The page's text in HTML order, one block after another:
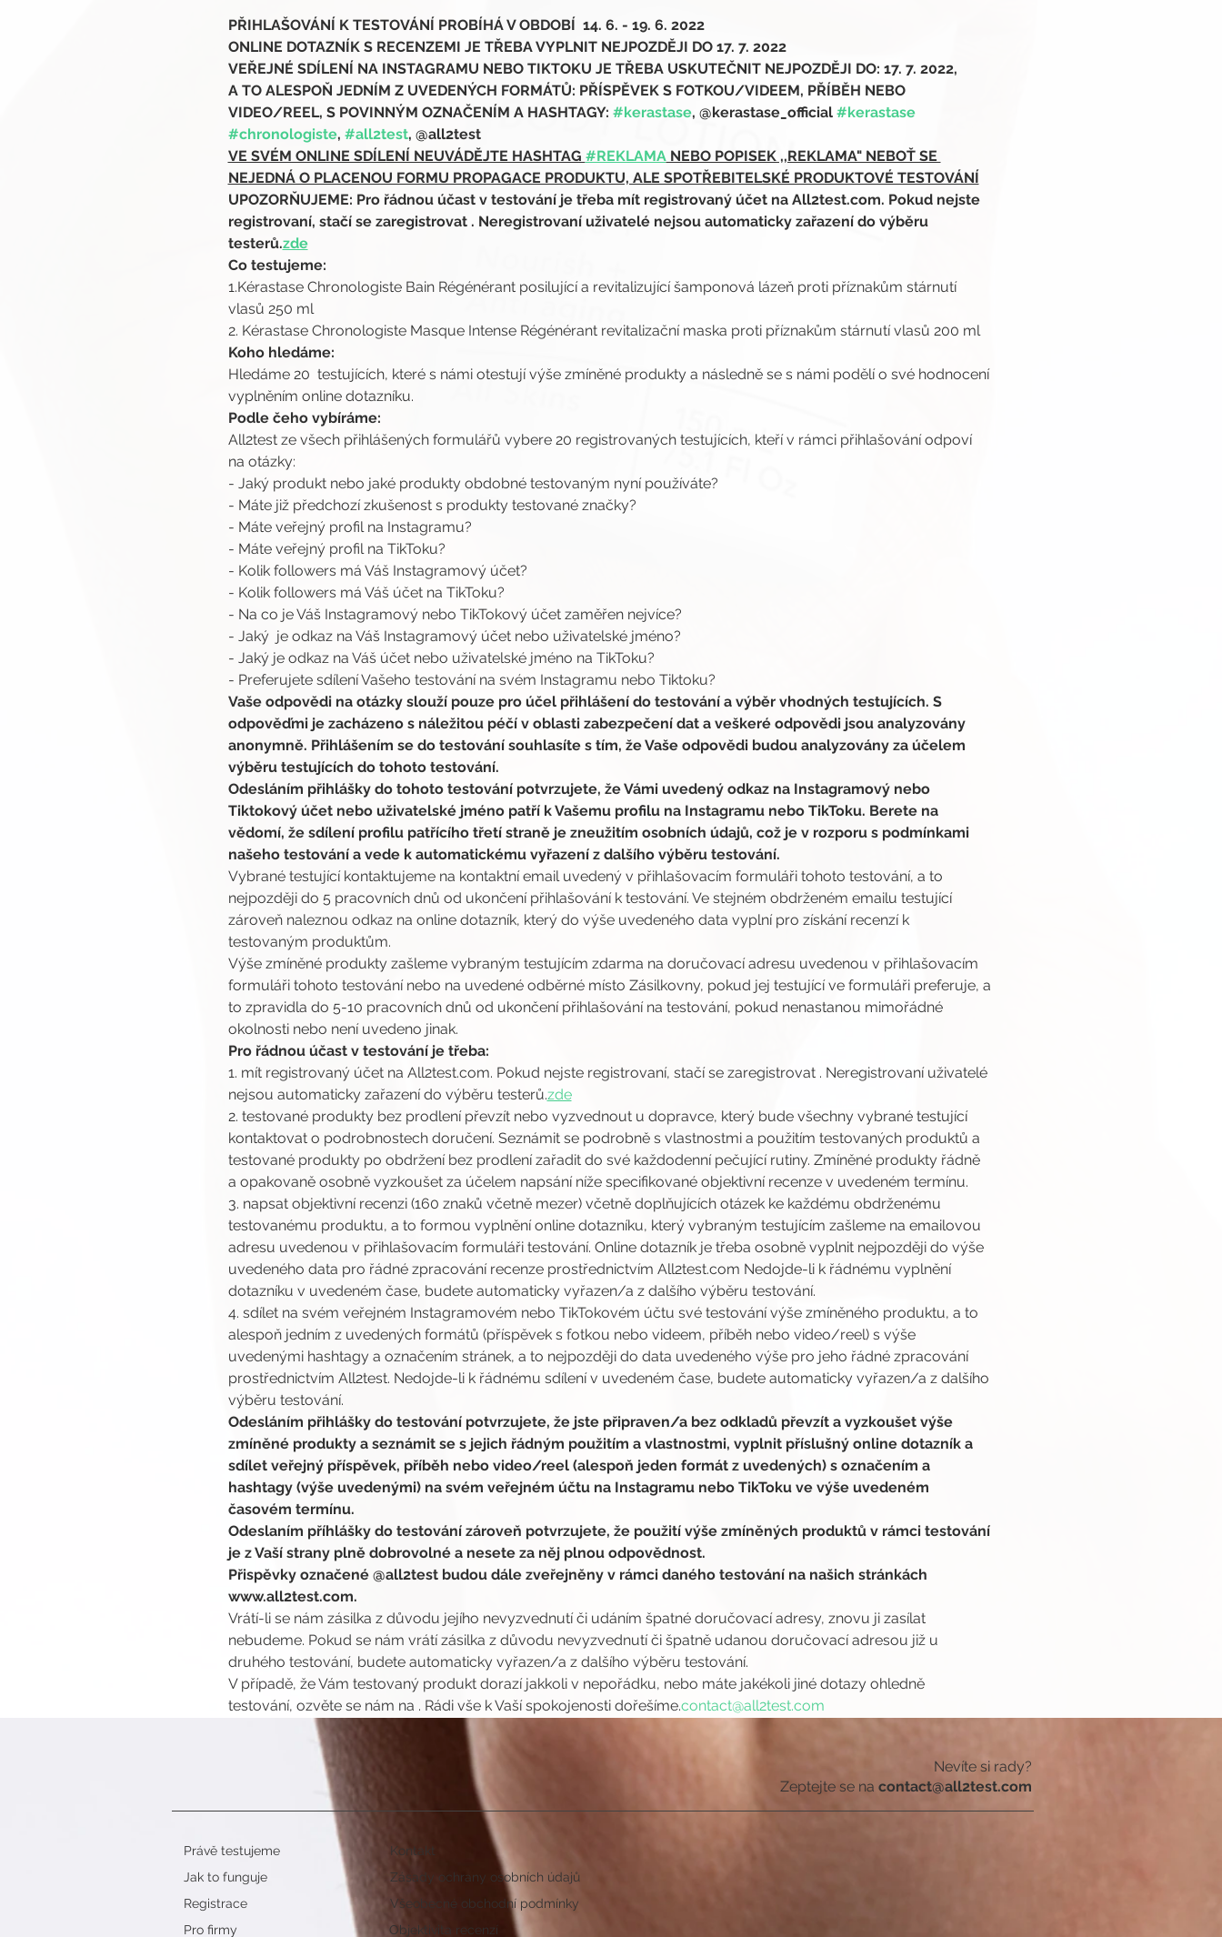
PŘIHLAŠOVÁNÍ K TESTOVÁNÍ PROBÍHÁ V OBDOBÍ  14. 6. - 19. 6. 2022
ONLINE DOTAZNÍK S RECENZEMI JE TŘEBA VYPLNIT NEJPOZDĚJI DO 17. 7. 2022
VEŘEJNÉ SDÍLENÍ NA INSTAGRAMU NEBO TIKTOKU JE TŘEBA USKUTEČNIT NEJPOZDĚJI DO: 17. 7. 2022,
A TO ALESPOŇ JEDNÍM Z UVEDENÝCH FORMÁTŮ: PŘÍSPĚVEK S FOTKOU/VIDEEM, PŘÍBĚH NEBO
VIDEO/REEL, S POVINNÝM OZNAČENÍM A HASHTAGY: #kerastase, @kerastase_official #kerastase
#chronologiste, #all2test, @all2test
VE SVÉM ONLINE SDÍLENÍ NEUVÁDĚJTE HASHTAG #REKLAMA NEBO POPISEK ,,REKLAMA" NEBOŤ SE
NEJEDNÁ O PLACENOU FORMU PROPAGACE PRODUKTU, ALE SPOTŘEBITELSKÉ PRODUKTOVÉ TESTOVÁNÍ
UPOZORŇUJEME: Pro řádnou účast v testování je třeba mít registrovaný účet na All2test.com. Pokud nejste
registrovaní, stačí se zaregistrovat . Neregistrovaní uživatelé nejsou automaticky zařazení do výběru
testerů.zde
Co testujeme:
1.Kérastase Chronologiste Bain Régénérant posilující a revitalizující šamponová lázeň proti příznakům stárnutí
vlasů 250 ml
2. Kérastase Chronologiste Masque Intense Régénérant revitalizační maska proti příznakům stárnutí vlasů 200 ml
Koho hledáme:
Hledáme 20  testujících, které s námi otestují výše zmíněné produkty a následně se s námi podělí o své hodnocení
vyplněním online dotazníku.
Podle čeho vybíráme:
All2test ze všech přihlášených formulářů vybere 20 registrovaných testujících, kteří v rámci přihlašování odpoví
na otázky:
- Jaký produkt nebo jaké produkty obdobné testovaným nyní používáte?
- Máte již předchozí zkušenost s produkty testované značky?
- Máte veřejný profil na Instagramu?
- Máte veřejný profil na TikToku?
- Kolik followers má Váš Instagramový účet?
- Kolik followers má Váš účet na TikToku?
- Na co je Váš Instagramový nebo TikTokový účet zaměřen nejvíce?
- Jaký  je odkaz na Váš Instagramový účet nebo uživatelské jméno?
- Jaký je odkaz na Váš účet nebo uživatelské jméno na TikToku?
- Preferujete sdílení Vašeho testování na svém Instagramu nebo Tiktoku?
Vaše odpovědi na otázky slouží pouze pro účel přihlášení do testování a výběr vhodných testujících. S
odpověďmi je zacházeno s náležitou péčí v oblasti zabezpečení dat a veškeré odpovědi jsou analyzovány
anonymně. Přihlášením se do testování souhlasíte s tím, že Vaše odpovědi budou analyzovány za účelem
výběru testujících do tohoto testování.
Odesláním přihlášky do tohoto testování potvrzujete, že Vámi uvedený odkaz na Instagramový nebo
Tiktokový účet nebo uživatelské jméno patří k Vašemu profilu na Instagramu nebo TikToku. Berete na
vědomí, že sdílení profilu patřícího třetí straně je zneužitím osobních údajů, což je v rozporu s podmínkami
našeho testování a vede k automatickému vyřazení z dalšího výběru testování.
Vybrané testující kontaktujeme na kontaktní email uvedený v přihlašovacím formuláři tohoto testování, a to
nejpozději do 5 pracovních dnů od ukončení přihlašování k testování. Ve stejném obdrženém emailu testující
zároveň naleznou odkaz na online dotazník, který do výše uvedeného data vyplní pro získání recenzí k
testovaným produktům.
Výše zmíněné produkty zašleme vybraným testujícím zdarma na doručovací adresu uvedenou v přihlašovacím
formuláři tohoto testování nebo na uvedené odběrné místo Zásilkovny, pokud jej testující ve formuláři preferuje, a
to zpravidla do 5-10 pracovních dnů od ukončení přihlašování na testování, pokud nenastanou mimořádné
okolnosti nebo není uvedeno jinak.
Pro řádnou účast v testování je třeba:
1. mít registrovaný účet na All2test.com. Pokud nejste registrovaní, stačí se zaregistrovat . Neregistrovaní uživatelé
nejsou automaticky zařazení do výběru testerů.zde
2. testované produkty bez prodlení převzít nebo vyzvednout u dopravce, který bude všechny vybrané testující
kontaktovat o podrobnostech doručení. Seznámit se podrobně s vlastnostmi a použitím testovaných produktů a
testované produkty po obdržení bez prodlení zařadit do své každodenní pečující rutiny. Zmíněné produkty řádně
a opakovaně osobně vyzkoušet za účelem napsání níže specifikované objektivní recenze v uvedeném termínu.
3. napsat objektivní recenzi (160 znaků včetně mezer) včetně doplňujících otázek ke každému obdrženému
testovanému produktu, a to formou vyplnění online dotazníku, který vybraným testujícím zašleme na emailovou
adresu uvedenou v přihlašovacím formuláři testování. Online dotazník je třeba osobně vyplnit nejpozději do výše
uvedeného data pro řádné zpracování recenze prostřednictvím All2test.com Nedojde-li k řádnému vyplnění
dotazníku v uvedeném čase, budete automaticky vyřazen/a z dalšího výběru testování.
4. sdílet na svém veřejném Instagramovém nebo TikTokovém účtu své testování výše zmíněného produktu, a to
alespoň jedním z uvedených formátů (příspěvek s fotkou nebo videem, příběh nebo video/reel) s výše
uvedenými hashtagy a označením stránek, a to nejpozději do data uvedeného výše pro jeho řádné zpracování
prostřednictvím All2test. Nedojde-li k řádnému sdílení v uvedeném čase, budete automaticky vyřazen/a z dalšího
výběru testování.
Odesláním přihlášky do testování potvrzujete, že jste připraven/a bez odkladů převzít a vyzkoušet výše
zmíněné produkty a seznámit se s jejich řádným použitím a vlastnostmi, vyplnit příslušný online dotazník a
sdílet veřejný příspěvek, příběh nebo video/reel (alespoň jeden formát z uvedených) s označením a
hashtagy (výše uvedenými) na svém veřejném účtu na Instagramu nebo TikToku ve výše uvedeném
časovém termínu.
Odeslaním příhlášky do testování zároveň potvrzujete, že použití výše zmíněných produktů v rámci testování
je z Vaší strany plně dobrovolné a nesete za něj plnou odpovědnost.
Přispěvky označené @all2test budou dále zveřejněny v rámci daného testování na našich stránkách
www.all2test.com.
Vrátí-li se nám zásilka z důvodu jejího nevyzvednutí či udáním špatné doručovací adresy, znovu ji zasílat
nebudeme. Pokud se nám vrátí zásilka z důvodu nevyzvednutí či špatně udanou doručovací adresou již u
druhého testování, budete automaticky vyřazen/a z dalšího výběru testování.
V případě, že Vám testovaný produkt dorazí jakkoli v nepořádku, nebo máte jakékoli jiné dotazy ohledně
testování, ozvěte se nám na . Rádi vše k Vaší spokojenosti dořešíme.contact@all2test.com
Nevíte si rady?
Zeptejte se na contact@all2test.com
Právě testujeme
Jak to funguje
Registrace
Pro firmy
Kontakt
Zásady ochrany osobních údajů
Všeobecné obchodní podmínky
Objektivita recenzí